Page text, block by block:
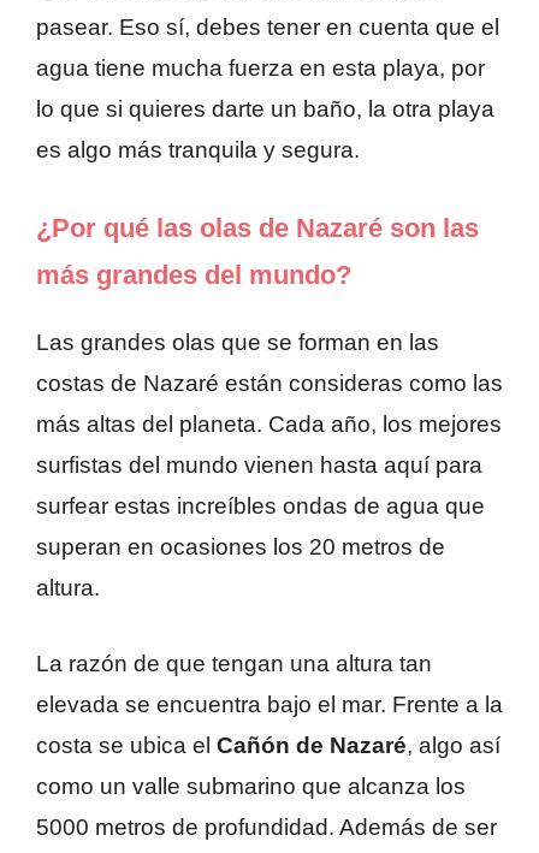
pasear. Eso sí, debes tener en cuenta que el
agua tiene mucha fuerza en esta playa, por
lo que si quieres darte un baño, la otra playa
es algo más tranquila y segura.
¿Por qué las olas de Nazaré son las
más grandes del mundo?
Las grandes olas que se forman en las
costas de Nazaré están consideras como las
más altas del planeta. Cada año, los mejores
surfistas del mundo vienen hasta aquí para
surfear estas increíbles ondas de agua que
superan en ocasiones los 20 metros de
altura.
La razón de que tengan una altura tan
elevada se encuentra bajo el mar. Frente a la
costa se ubica el Cañón de Nazaré, algo así
como un valle submarino que alcanza los
5000 metros de profundidad. Además de ser